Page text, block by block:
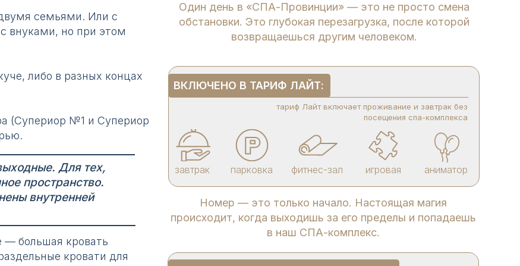
Для тех,
пространство.
внутренней
аниматор
игровая
фитнес-зал
парковка
завтрак
ВКЛЮЧЕНО В ТАРИФ ЛАЙТ:
тариф Лайт включает проживание и завтрак без
посещения спа-комплекса
Номер — это только начало. Настоящая магия
происходит, когда выходишь за его пределы и попадаешь
в наш СПА-комплекс.
семьями. Или с
внуками, но при этом
либо в разных концах
(Супериор №1 и Супериор
— большая кровать
кровати для
Один день в «СПА-Провинции» — это не просто смена
обстановки. Это глубокая перезагрузка, после которой
возвращаешься другим человеком.